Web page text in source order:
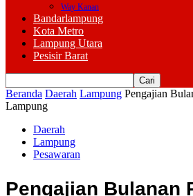
Way Kanan
Bandarlampung
Kota Metro
Lampung Utara
Pesisir Barat
Beranda Daerah Lampung Pengajian
Lampung
Daerah
Lampung
Pesawaran
Pengajian Bulanan